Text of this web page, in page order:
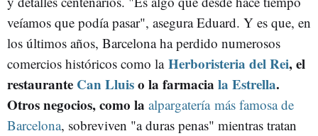
veíamos que podía pasar", asegura Eduard. Y es que, en
los últimos años, Barcelona ha perdido numerosos
comercios históricos como la Herboristeria del Rei, el
restaurante Can Lluiso la farmacia la Estrella.
Otros negocios, como la alpargatería más famosa de
Barcelona, sobreviven "a duras penas" mientras tratan